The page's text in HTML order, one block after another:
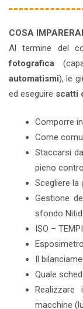
COSA IMPARERAI
Al termine del
fotografica
automatismi), le
ed eseguire scatti
Comporre
Come
Staccarsi
pieno
Scegliere
Gestione
sfondo
ISO –
Esposimetro
Il
Quale
macchine